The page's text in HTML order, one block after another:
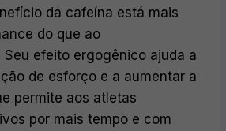
da cafeína está mais
do que ao
Seu efeito ergogênico ajuda a
de esforço e a aumentar a
permite aos atletas
por mais tempo e com